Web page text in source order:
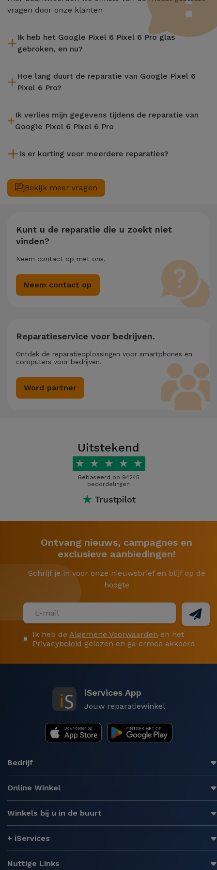
vragen door onze klanten
Ik heb het Google Pixel 6 Pixel 6 Pro glas
gebroken, en nu?
garantie. Vind de dichtstbijzijnde winkel bij u in de buurt.
Hoe lang duurt de reparatie van Google Pixel 6
Pixel 6 Pro?
worden uitgevoerd in ongeveer 20 tot 30 minuten.
Ik verlies mijn gegevens tijdens de reparatie van
Google Pixel 6 Pixel 6 Pro
wacht, is het altijd aanbevolen om een back-up te maken. De
Is er korting voor meerdere reparaties?
onderhoud van uw toestel. Mocht uw Google Pixel 6 Pixel 6
Pro twee of meer technische interventies gelijktijdig nodig
Bekijk meer vragen
Kunt u de reparatie die u zoekt niet
vinden?
Neem contact op met ons.
Neem contact op
Reparatieservice voor bedrijven.
Ontdek de reparatieoplossingen voor smartphones en
computers voor bedrijven.
Word partner
Uitstekend
★ ★ ★ ★ ★
Gebaseerd op 94245
beoordelingen
★ Trustpilot
Ontvang nieuws, campagnes en
exclusieve aanbiedingen!
Schrijf je in voor onze nieuwsbrief en blijf op de
hoogte
Ik heb de Algemene Voorwaarden en het
Privacybeleid gelezen en ga ermee akkoord
iServices App
Jouw reparatiewinkel
Bedrijf
Online Winkel
Winkels bij u in de buurt
+ iServices
Nuttige Links